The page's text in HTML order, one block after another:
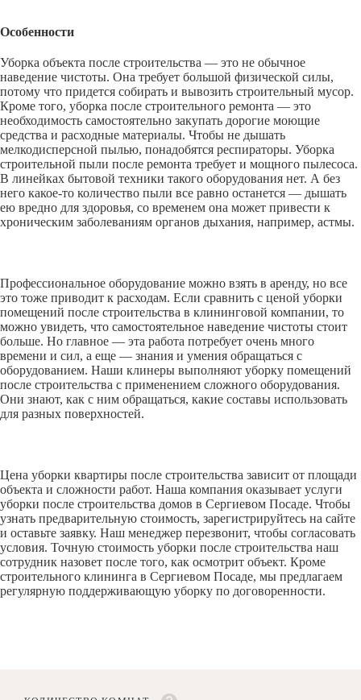
Особенности
Уборка объекта после строительства — это не обычное
наведение чистоты. Она требует большой физической силы,
потому что придется собирать и вывозить строительный мусор.
Кроме того, уборка после строительного ремонта — это
необходимость самостоятельно закупать дорогие моющие
средства и расходные материалы. Чтобы не дышать
мелкодисперсной пылью, понадобятся респираторы. Уборка
строительной пыли после ремонта требует и мощного пылесоса.
В линейках бытовой техники такого оборудования нет. А без
него какое-то количество пыли все равно останется — дышать
ею вредно для здоровья, со временем она может привести к
хроническим заболеваниям органов дыхания, например, астмы.
Профессиональное оборудование можно взять в аренду, но все
это тоже приводит к расходам. Если сравнить с ценой уборки
помещений после строительства в клининговой компании, то
можно увидеть, что самостоятельное наведение чистоты стоит
больше. Но главное — эта работа потребует очень много
времени и сил, а еще — знания и умения обращаться с
оборудованием. Наши клинеры выполняют уборку помещений
после строительства с применением сложного оборудования.
Они знают, как с ним обращаться, какие составы использовать
для разных поверхностей.
Цена уборки квартиры после строительства зависит от площади
объекта и сложности работ. Наша компания оказывает услуги
уборки после строительства домов в Сергиевом Посаде. Чтобы
узнать предварительную стоимость, зарегистрируйтесь на сайте
и оставьте заявку. Наш менеджер перезвонит, чтобы согласовать
условия. Точную стоимость уборки после строительства наш
сотрудник назовет после того, как осмотрит объект. Кроме
строительного клининга в Сергиевом Посаде, мы предлагаем
регулярную поддерживающую уборку по договоренности.